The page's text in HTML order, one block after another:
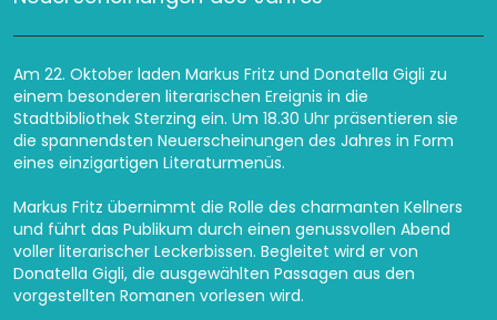
Am 22. Oktober laden Markus Fritz und Donatella Gigli zu
einem besonderen literarischen Ereignis in die
Stadtbibliothek Sterzing ein. Um 18.30 Uhr präsentieren sie
die spannendsten Neuerscheinungen des Jahres in Form
eines einzigartigen Literaturmenüs.
Markus Fritz übernimmt die Rolle des charmanten Kellners
und führt das Publikum durch einen genussvollen Abend
voller literarischer Leckerbissen. Begleitet wird er von
Donatella Gigli, die ausgewählten Passagen aus den
vorgestellten Romanen vorlesen wird.